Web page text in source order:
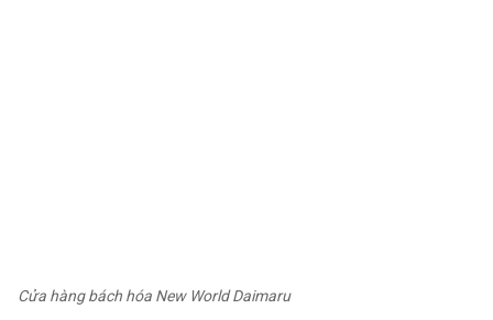
Cửa hàng bách hóa New World Daimaru